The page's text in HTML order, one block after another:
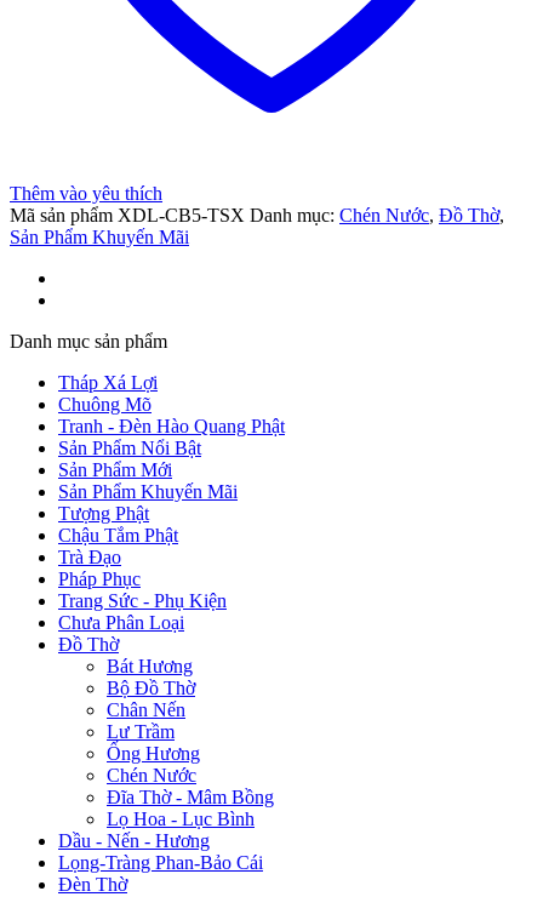
Thêm vào yêu thích
Mã sản phẩm XDL-CB5-TSX Danh mục: Chén Nước, Đồ Thờ,
Sản Phẩm Khuyến Mãi
Danh mục sản phẩm
Tháp Xá Lợi
Chuông Mõ
Tranh - Đèn Hào Quang Phật
Sản Phẩm Nổi Bật
Sản Phẩm Mới
Sản Phẩm Khuyến Mãi
Tượng Phật
Chậu Tắm Phật
Trà Đạo
Pháp Phục
Trang Sức - Phụ Kiện
Chưa Phân Loại
Đồ Thờ
Bát Hương
Bộ Đồ Thờ
Chân Nến
Lư Trầm
Ống Hương
Chén Nước
Đĩa Thờ - Mâm Bồng
Lọ Hoa - Lục Bình
Dầu - Nến - Hương
Lọng-Tràng Phan-Bảo Cái
Đèn Thờ